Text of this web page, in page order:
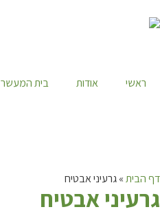
ראשי אודות בית המעשר
דף הבית»גרעיני אבטיח
גרעיני אבטיח